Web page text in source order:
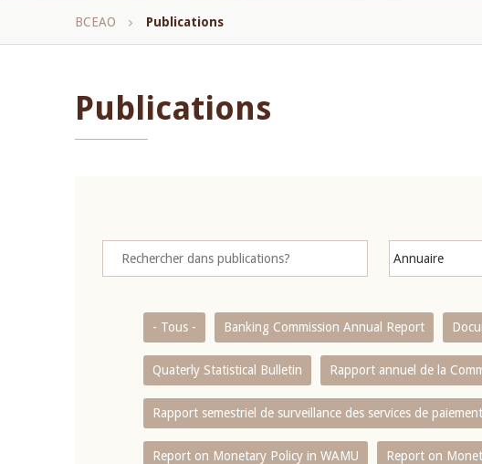
Fil
BCEAO Publications
Publications
- Tous - Banking Commission Annual Report
Quaterly Statistical Bulletin Rapport annuel de la
Rapport semestriel de surveillance des services de
Report on Monetary Policy in WAMU Report on